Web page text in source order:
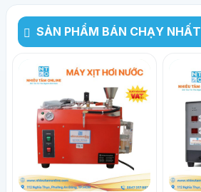
SẢN PHẨM BÁN CHẠY NHẤT